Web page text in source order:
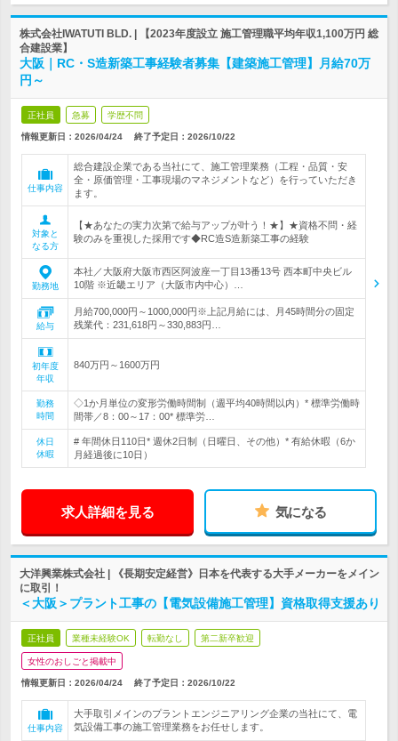
株式会社IWATUTI BLD. | 【2023年度設立 施工管理職平均年収1,100万円 総
合建設業】
大阪｜RC・S造新築工事経験者募集【建築施工管理】月給70万
円～
正社員 急募 学歴不問
情報更新日：2026/04/24 終了予定日： 2026/10/22
仕事内容
総合建設企業である当社にて、施工管理業務（工程・品質・安
全・原価管理・工事現場のマネジメントなど）を行っていただき
ます。
対象と
なる方
【★あなたの実力次第で給与アップが叶う！★】★資格不問・経
験のみを重視した採用です◆RC造S造新築工事の経験
勤務地
本社／大阪府大阪市西区阿波座一丁目13番13号 西本町中央ビル
10階 ※近畿エリア（大阪市内中心）…
給与
月給700,000円～1000,000円※上記月給には、月45時間分の固定
残業代：231,618円～330,883円…
初年度
年収
840万円～1600万円
勤務
時間
◇1か月単位の変形労働時間制（週平均40時間以内）* 標準労働時
間帯／8：00～17：00* 標準労…
休日
休暇
# 年間休日110日* 週休2日制（日曜日、その他）* 有給休暇（6か
月経過後に10日）
求人詳細を見る 気になる
大洋興業株式会社 | 《長期安定経営》日本を代表する大手メーカーをメイン
に取引！
＜大阪＞プラント工事の【電気設備施工管理】資格取得支援あり
正社員 業種未経験OK 転勤なし 第二新卒歓迎
女性のおしごと掲載中
情報更新日：2026/04/24 終了予定日： 2026/10/22
仕事内容
大手取引メインのプラントエンジニアリング企業の当社にて、電
気設備工事の施工管理業務をお任せします。